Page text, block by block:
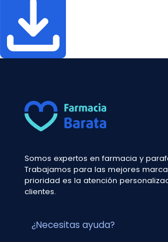
Somos expertos en farmacia y
Trabajamos para las mejores
prioridad es la atención
clientes.
¿Necesitas ayuda?